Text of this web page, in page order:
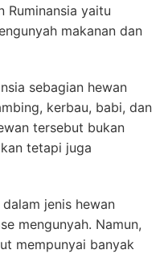
Ruminansia yaitu
makanan dan
sebagian hewan
kerbau, babi, dan
tersebut bukan
tetapi juga
jenis hewan
mengunyah. Namun,
mempunyai banyak